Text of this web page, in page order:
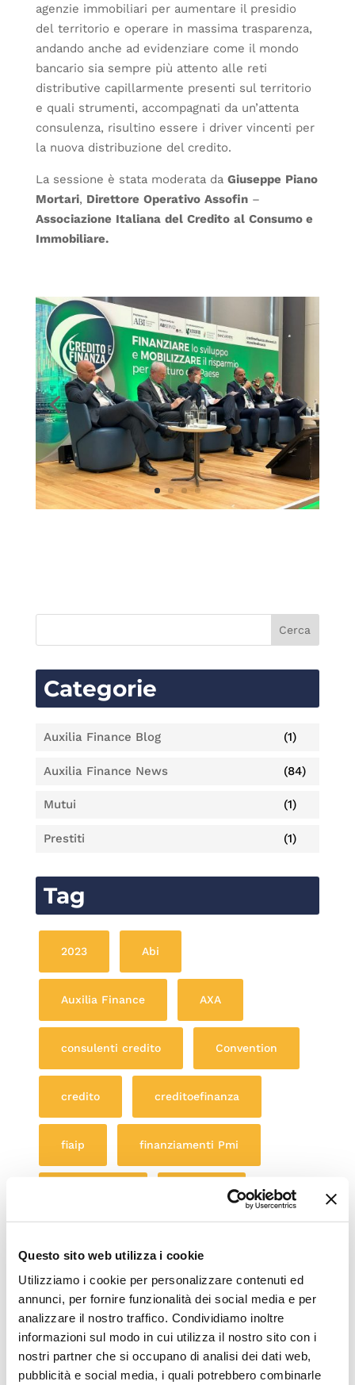
Questo sito web utilizza i cookie
Utilizziamo i cookie per personalizzare contenuti ed
annunci, per fornire funzionalità dei social media e per
analizzare il nostro traffico. Condividiamo inoltre
informazioni sul modo in cui utilizza il nostro sito con i
nostri partner che si occupano di analisi dei dati web,
pubblicità e social media, i quali potrebbero combinarle
agenzie immobiliari per aumentare il presidio
del territorio e operare in massima trasparenza,
andando anche ad evidenziare come il mondo
bancario sia sempre più attento alle reti
distributive capillarmente presenti sul territorio
e quali strumenti, accompagnati da un’attenta
consulenza, risultino essere i driver vincenti per
la nuova distribuzione del credito.
La sessione è stata moderata da Giuseppe Piano
Mortari, Direttore Operativo Assofin–
Associazione Italiana del Credito al Consumo e
Immobiliare.
Categorie
Auxilia Finance Blog (1)
Auxilia Finance News (84)
Mutui (1)
Prestiti (1)
Tag
2023 Abi
Auxilia Finance AXA
consulenti credito Convention
credito creditoefinanza
fiaip finanziamenti Pmi
modena
pensionati point